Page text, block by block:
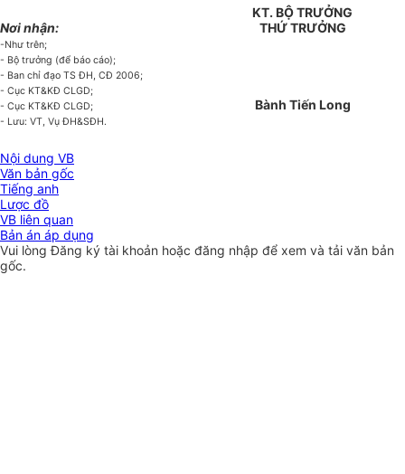
Nơi nhận:
-Như trên;
- Bộ trưởng (để báo cáo);
- Ban chỉ đạo TS ĐH, CĐ 2006;
- Cục KT&KĐ CLGD;
- Cục KT&KĐ CLGD;
- Lưu: VT, Vụ ĐH&SĐH.
KT. BỘ TRƯỞNG
THỨ TRƯỞNG
Bành Tiến Long
Nội dung VB
Văn bản gốc
Tiếng anh
Lược đồ
VB liên quan
Bản án áp dụng
Vui lòngĐăng ký tài khoản hoặc đăng nhập để xem và tải văn bản
gốc.